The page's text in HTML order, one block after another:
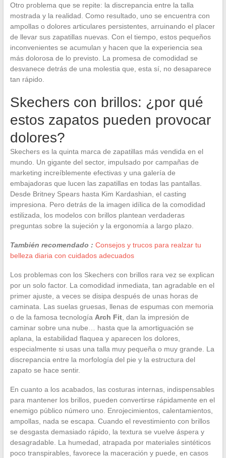
Otro problema que se repite: la discrepancia entre la talla
mostrada y la realidad. Como resultado, uno se encuentra con
ampollas o dolores articulares persistentes, arruinando el placer
de llevar sus zapatillas nuevas. Con el tiempo, estos pequeños
inconvenientes se acumulan y hacen que la experiencia sea
más dolorosa de lo previsto. La promesa de comodidad se
desvanece detrás de una molestia que, esta sí, no desaparece
tan rápido.
Skechers con brillos: ¿por qué
estos zapatos pueden provocar
dolores?
Skechers es la quinta marca de zapatillas más vendida en el
mundo. Un gigante del sector, impulsado por campañas de
marketing increíblemente efectivas y una galería de
embajadoras que lucen las zapatillas en todas las pantallas.
Desde Britney Spears hasta Kim Kardashian, el casting
impresiona. Pero detrás de la imagen idílica de la comodidad
estilizada, los modelos con brillos plantean verdaderas
preguntas sobre la sujeción y la ergonomía a largo plazo.
También recomendado : Consejos y trucos para realzar tu
belleza diaria con cuidados adecuados
Los problemas con los Skechers con brillos rara vez se explican
por un solo factor. La comodidad inmediata, tan agradable en el
primer ajuste, a veces se disipa después de unas horas de
caminata. Las suelas gruesas, llenas de espumas con memoria
o de la famosa tecnología Arch Fit, dan la impresión de
caminar sobre una nube… hasta que la amortiguación se
aplana, la estabilidad flaquea y aparecen los dolores,
especialmente si usas una talla muy pequeña o muy grande. La
discrepancia entre la morfología del pie y la estructura del
zapato se hace sentir.
En cuanto a los acabados, las costuras internas, indispensables
para mantener los brillos, pueden convertirse rápidamente en el
enemigo público número uno. Enrojecimientos, calentamientos,
ampollas, nada se escapa. Cuando el revestimiento con brillos
se desgasta demasiado rápido, la textura se vuelve áspera y
desagradable. La humedad, atrapada por materiales sintéticos
poco transpirables, favorece la maceración y puede, en casos